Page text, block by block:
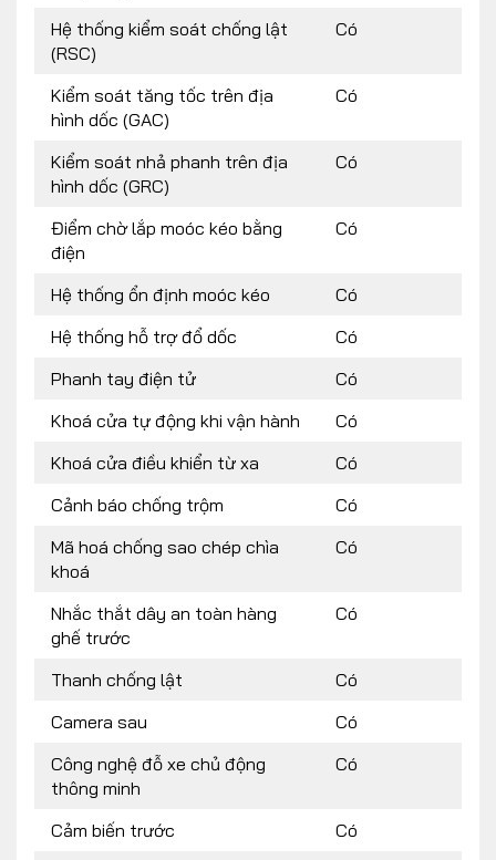
Hệ thống kiểm soát chống lật
(RSC)
Có
Kiểm soát tăng tốc trên địa
hình dốc (GAC)
Có
Kiểm soát nhả phanh trên địa
hình dốc (GRC)
Có
Điểm chờ lắp moóc kéo bằng
điện
Có
Hệ thống ổn định moóc kéo
Có
Hệ thống hỗ trợ đổ dốc
Có
Phanh tay điện tử
Có
Khoá cửa tự động khi vận hành
Có
Khoá cửa điều khiển từ xa
Có
Cảnh báo chống trộm
Có
Mã hoá chống sao chép chìa
khoá
Có
Nhắc thắt dây an toàn hàng
ghế trước
Có
Thanh chống lật
Có
Camera sau
Có
Công nghệ đỗ xe chủ động
thông minh
Có
Cảm biến trước
Có